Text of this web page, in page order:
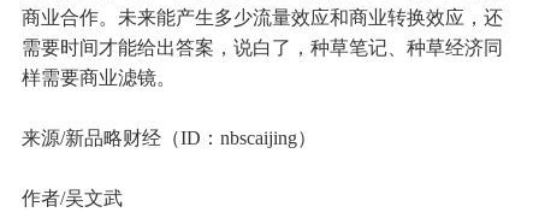
商业合作。未来能产生多少流量效应和商业转换效应，还
需要时间才能给出答案，说白了，种草笔记、种草经济同
样需要商业滤镜。
来源/新品略财经（ID：nbscaijing）
作者/吴文武